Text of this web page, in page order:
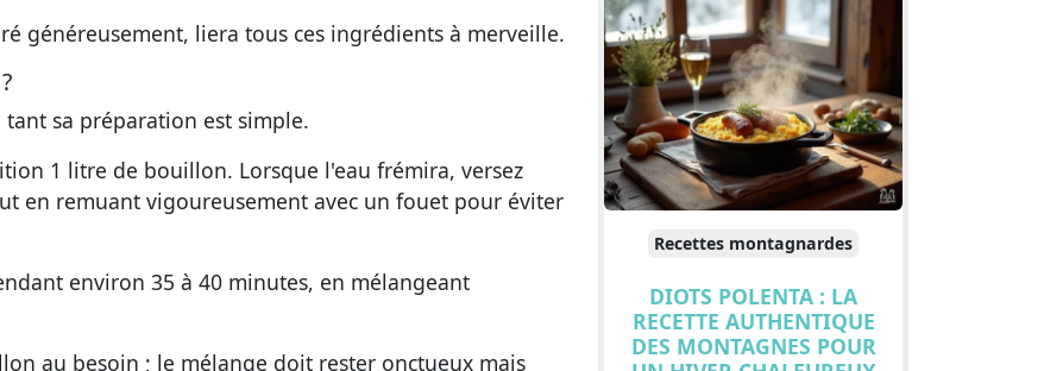
généreusement, liera tous ces ingrédients à merveille.
sa préparation est simple.
1 litre de bouillon. Lorsque l'eau frémira, versez
en remuant vigoureusement avec un fouet pour éviter
environ 35 à 40 minutes, en mélangeant
au besoin ; le mélange doit rester onctueux mais
Recettes montagnardes
DIOTS POLENTA : LA
RECETTE AUTHENTIQUE
DES MONTAGNES POUR